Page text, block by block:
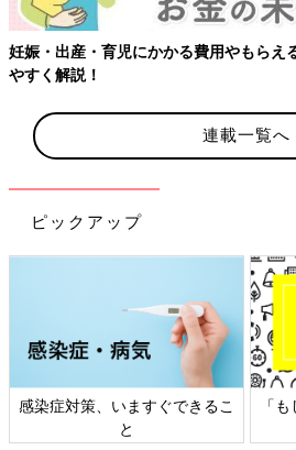
連載一覧へ
ピックアップ
日本外来小児科学会リーフレッ
ト検討会
六